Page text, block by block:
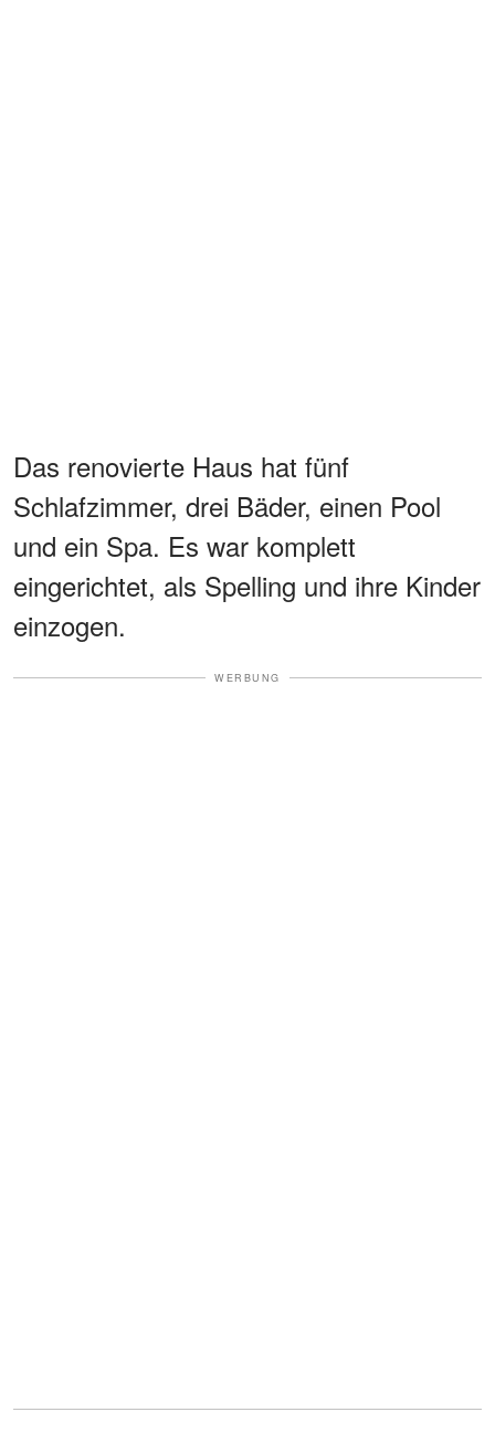
Das renovierte Haus hat fünf
Schlafzimmer, drei Bäder, einen Pool
und ein Spa. Es war komplett
eingerichtet, als Spelling und ihre Kinder
einzogen.
WERBUNG